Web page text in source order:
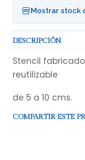
Mostrar stock
DESCRIPCIÓN
Stencil
reutilizable
de 5 a 10 cms.
COMPARTIR ESTE